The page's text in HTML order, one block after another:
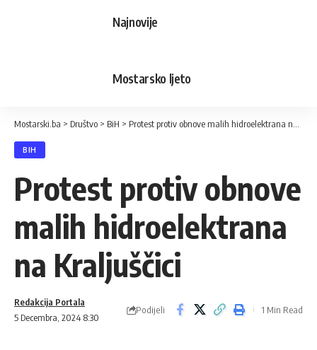
Najnovije
Mostarsko ljeto
Mostarski.ba > Društvo > BiH > Protest protiv obnove malih hidroelektrana na Kraljuščici
BIH
Protest protiv obnove
malih hidroelektrana
na Kraljuščici
5 Decembra, 2024 8:30
Redakcija Portala
Podijeli 1 Min Read